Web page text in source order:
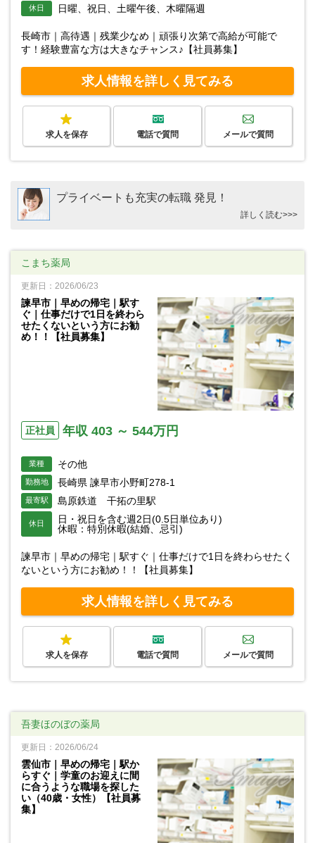
休日 日曜、祝日、土曜午後、木曜隔週
長崎市｜高待遇｜残業少なめ｜頑張り次第で高給が可能で
す！経験豊富な方は大きなチャンス♪【社員募集】
求人情報を詳しく見てみる
求人を保存 電話で質問 メールで質問
プライベートも充実の転職 発見！
詳しく読む>>>
こまち薬局
更新日：2026/06/23
諫早市｜早めの帰宅｜駅す
ぐ｜仕事だけで1日を終わら
せたくないという方にお勧
め！！【社員募集】
正社員 年収 403 ～ 544万円
業種 その他
勤務地 長崎県 諫早市小野町278-1
最寄駅 島原鉄道 干拓の里駅
休日
日・祝日を含む週2日(0.5日単位あり)
休暇：特別休暇(結婚、忌引)
諫早市｜早めの帰宅｜駅すぐ｜仕事だけで1日を終わらせたく
ないという方にお勧め！！【社員募集】
求人情報を詳しく見てみる
求人を保存 電話で質問 メールで質問
吾妻ほのぼの薬局
更新日：2026/06/24
雲仙市｜早めの帰宅｜駅か
らすぐ｜学童のお迎えに間
に合うような職場を探した
い（40歳・女性）【社員募
集】